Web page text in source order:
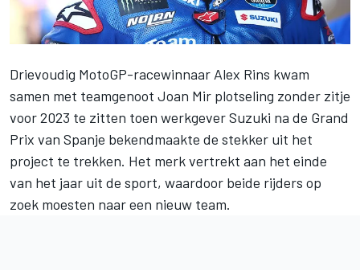
Drievoudig MotoGP-racewinnaar Alex Rins kwam
samen met teamgenoot Joan Mir plotseling zonder zitje
voor 2023 te zitten toen werkgever Suzuki na de Grand
Prix van Spanje bekendmaakte de stekker uit het
project te trekken. Het merk vertrekt aan het einde
van het jaar uit de sport, waardoor beide rijders op
zoek moesten naar een nieuw team.